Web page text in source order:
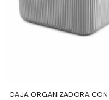
CAJA ORGANIZADORA CON